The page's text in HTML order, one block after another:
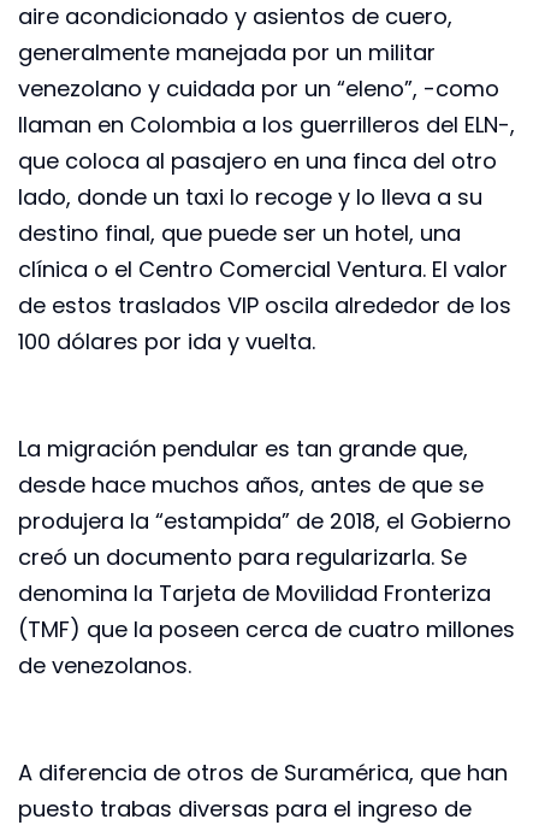
aire acondicionado y asientos de cuero,
generalmente manejada por un militar
venezolano y cuidada por un “eleno”, -como
llaman en Colombia a los guerrilleros del ELN-,
que coloca al pasajero en una finca del otro
lado, donde un taxi lo recoge y lo lleva a su
destino final, que puede ser un hotel, una
clínica o el Centro Comercial Ventura. El valor
de estos traslados VIP oscila alrededor de los
100 dólares por ida y vuelta.
La migración pendular es tan grande que,
desde hace muchos años, antes de que se
produjera la “estampida” de 2018, el Gobierno
creó un documento para regularizarla. Se
denomina la Tarjeta de Movilidad Fronteriza
(TMF) que la poseen cerca de cuatro millones
de venezolanos.
A diferencia de otros de Suramérica, que han
puesto trabas diversas para el ingreso de